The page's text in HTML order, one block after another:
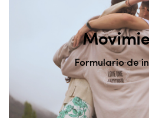
Formulario de